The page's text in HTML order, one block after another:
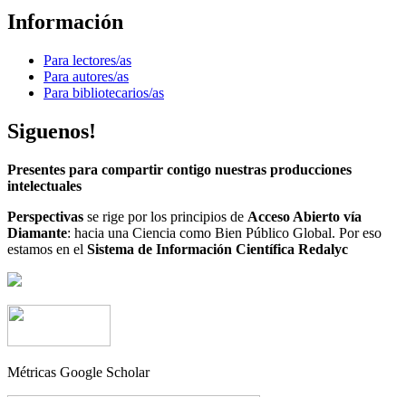
Información
Para lectores/as
Para autores/as
Para bibliotecarios/as
Siguenos!
Presentes para compartir contigo nuestras producciones
intelectuales
Perspectivas se rige por los principios de Acceso Abierto vía
Diamante: hacia una Ciencia como Bien Público Global. Por eso
estamos en el Sistema de Información Científica Redalyc
Métricas Google Scholar